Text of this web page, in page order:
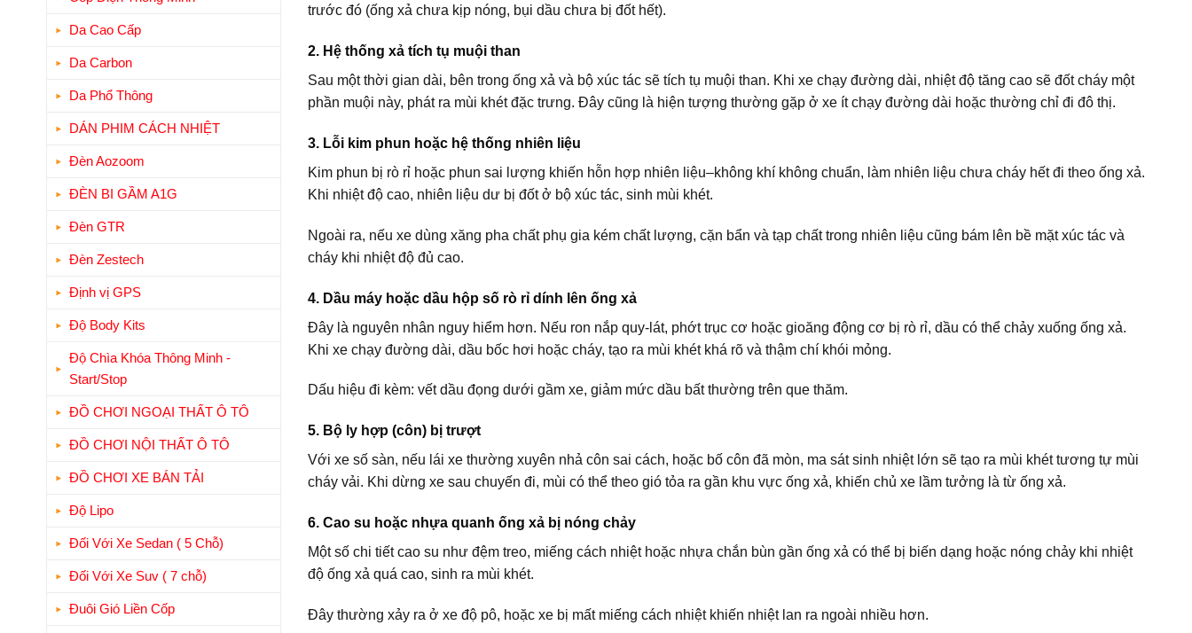
Da Cao Cấp
Da Carbon
Da Phổ Thông
DÁN PHIM CÁCH NHIỆT
Đèn Aozoom
ĐÈN BI GẦM A1G
Đèn GTR
Đèn Zestech
Định vị GPS
Độ Body Kits
Độ Chìa Khóa Thông Minh -
Start/Stop
ĐỒ CHƠI NGOẠI THẤT Ô TÔ
ĐỒ CHƠI NỘI THẤT Ô TÔ
ĐỒ CHƠI XE BÁN TẢI
Độ Lipo
Đối Với Xe Sedan ( 5 Chỗ)
Đối Với Xe Suv ( 7 chỗ)
Đuôi Gió Liền Cốp
trước đó (ống xả chưa kịp nóng, bụi dầu chưa bị đốt hết).
2. Hệ thống xả tích tụ muội than
Sau một thời gian dài, bên trong ống xả và bộ xúc tác sẽ tích tụ muội than. Khi xe chạy đường dài, nhiệt độ tăng cao sẽ đốt cháy một
phần muội này, phát ra mùi khét đặc trưng. Đây cũng là hiện tượng thường gặp ở xe ít chạy đường dài hoặc thường chỉ đi đô thị.
3. Lỗi kim phun hoặc hệ thống nhiên liệu
Kim phun bị rò rỉ hoặc phun sai lượng khiến hỗn hợp nhiên liệu–không khí không chuẩn, làm nhiên liệu chưa cháy hết đi theo ống xả.
Khi nhiệt độ cao, nhiên liệu dư bị đốt ở bộ xúc tác, sinh mùi khét.
Ngoài ra, nếu xe dùng xăng pha chất phụ gia kém chất lượng, cặn bẩn và tạp chất trong nhiên liệu cũng bám lên bề mặt xúc tác và
cháy khi nhiệt độ đủ cao.
4. Dầu máy hoặc dầu hộp số rò rỉ dính lên ống xả
Đây là nguyên nhân nguy hiểm hơn. Nếu ron nắp quy-lát, phớt trục cơ hoặc gioăng động cơ bị rò rỉ, dầu có thể chảy xuống ống xả.
Khi xe chạy đường dài, dầu bốc hơi hoặc cháy, tạo ra mùi khét khá rõ và thậm chí khói mỏng.
Dấu hiệu đi kèm: vết dầu đọng dưới gầm xe, giảm mức dầu bất thường trên que thăm.
5. Bộ ly hợp (côn) bị trượt
Với xe số sàn, nếu lái xe thường xuyên nhả côn sai cách, hoặc bố côn đã mòn, ma sát sinh nhiệt lớn sẽ tạo ra mùi khét tương tự mùi
cháy vải. Khi dừng xe sau chuyến đi, mùi có thể theo gió tỏa ra gần khu vực ống xả, khiến chủ xe lầm tưởng là từ ống xả.
6. Cao su hoặc nhựa quanh ống xả bị nóng chảy
Một số chi tiết cao su như đệm treo, miếng cách nhiệt hoặc nhựa chắn bùn gần ống xả có thể bị biến dạng hoặc nóng chảy khi nhiệt
độ ống xả quá cao, sinh ra mùi khét.
Đây thường xảy ra ở xe độ pô, hoặc xe bị mất miếng cách nhiệt khiến nhiệt lan ra ngoài nhiều hơn.